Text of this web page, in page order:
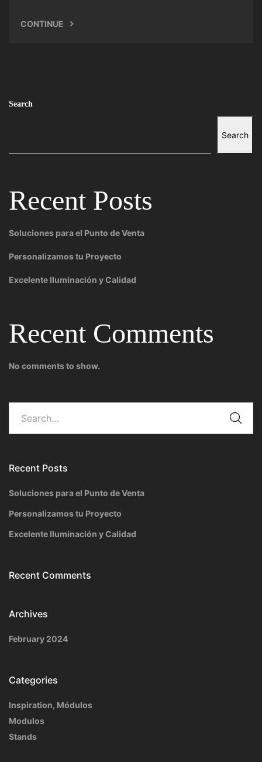
CONTINUE
Search
Search
Recent Posts
Soluciones para el Punto de Venta
Personalizamos tu Proyecto
Excelente Iluminación y Calidad
Recent Comments
No comments to show.
Recent Posts
Soluciones para el Punto de Venta
Personalizamos tu Proyecto
Excelente Iluminación y Calidad
Recent Comments
Archives
February 2024
Categories
Inspiration, Módulos
Modulos
Stands